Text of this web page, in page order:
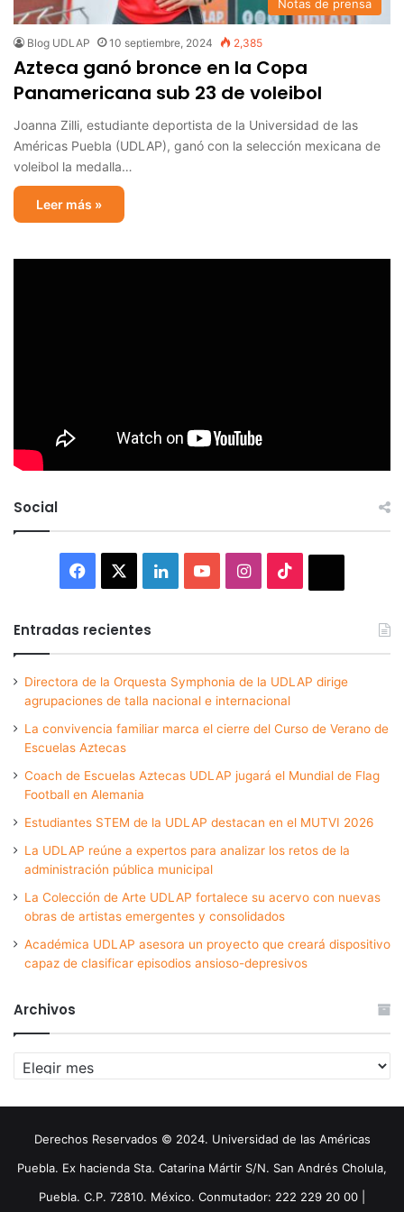
Notas de prensa
Blog UDLAP 10 septiembre, 2024 2,385
Azteca ganó bronce en la Copa
Panamericana sub 23 de voleibol
Joanna Zilli, estudiante deportista de la Universidad de las
Américas Puebla (UDLAP), ganó con la selección mexicana de
voleibol la medalla…
Leer más »
Social
Facebook LinkedInYouTubeInstagram
Entradas recientes
Directora de la Orquesta Symphonia de la UDLAP dirige
agrupaciones de talla nacional e internacional
La convivencia familiar marca el cierre del Curso de Verano de
Escuelas Aztecas
Coach de Escuelas Aztecas UDLAP jugará el Mundial de Flag
Football en Alemania
Estudiantes STEM de la UDLAP destacan en el MUTVI 2026
La UDLAP reúne a expertos para analizar los retos de la
administración pública municipal
La Colección de Arte UDLAP fortalece su acervo con nuevas
obras de artistas emergentes y consolidados
Académica UDLAP asesora un proyecto que creará dispositivo
capaz de clasificar episodios ansioso-depresivos
Archivos
Archivos
Derechos Reservados © 2024. Universidad de las Américas
Puebla. Ex hacienda Sta. Catarina Mártir S/N. San Andrés Cholula,
Puebla. C.P. 72810. México. Conmutador: 222 229 20 00 |